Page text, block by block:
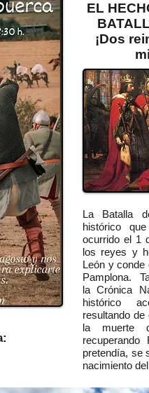
EL
¡Dos
La Batalla
histórico
ocurrido el 1
los reyes y
León y
Pamplona.
la Crónica
histórico
resultando
la muerte
recuperando
pretendía, se
nacimiento